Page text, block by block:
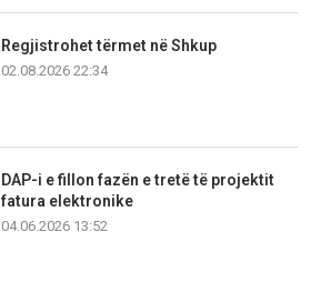
Regjistrohet tërmet në Shkup
02.08.2026 22:34
DAP-i e fillon fazën e tretë të projektit
fatura elektronike
04.06.2026 13:52